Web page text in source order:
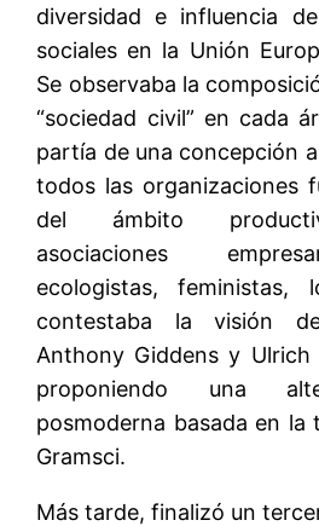
diversidad e influencia
sociales en la Unión
Se observaba la
“sociedad civil” en cada
partía de una concepción
todos las organizaciones
del ámbito
asociaciones
ecologistas, feministas,
contestaba la visión
Anthony Giddens y
proponiendo una
posmoderna basada en la
Gramsci.
Más tarde, finalizó un